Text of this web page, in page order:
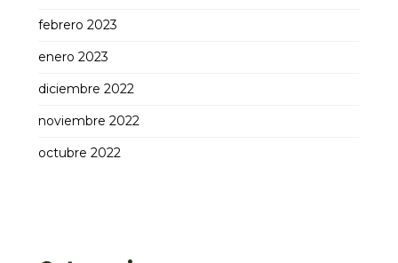
febrero 2023
enero 2023
diciembre 2022
noviembre 2022
octubre 2022